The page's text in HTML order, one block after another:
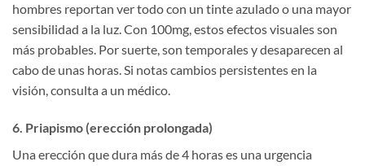
hombres reportan ver todo con un tinte azulado o una mayor
sensibilidad a la luz. Con 100mg, estos efectos visuales son
más probables. Por suerte, son temporales y desaparecen al
cabo de unas horas. Si notas cambios persistentes en la
visión, consulta a un médico.
6. Priapismo (erección prolongada)
Una erección que dura más de 4 horas es una urgencia